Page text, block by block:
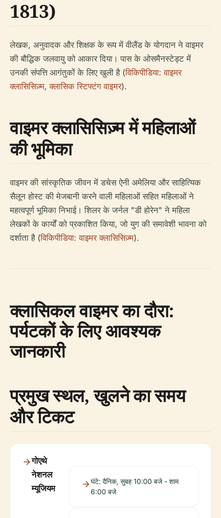
1813)
लेखक, अनुवादक और शिक्षक के रूप में वीलैंड के योगदान ने वाइमर
की बौद्धिक जलवायु को आकार दिया। पास के ओसमैनस्टेड्ट में
उनकी संपत्ति आगंतुकों के लिए खुली है (विकिपीडिया: वाइमर
क्लासिसिज़्म,क्लासिक स्टिफ्टंग वाइमर).
वाइमर क्लासिसिज़्म में महिलाओं
की भूमिका
वाइमर की सांस्कृतिक जीवन में डचेस ऐनी अमेलिया और साहित्यिक
सैलून होस्ट की मेजबानी करने वाली महिलाओं सहित महिलाओं ने
महत्वपूर्ण भूमिका निभाई। शिलर के जर्नल "डी होरेन" ने महिला
लेखकों के कार्यों को प्रकाशित किया, जो युग की समावेशी भावना को
दर्शाता है (विकिपीडिया: वाइमर क्लासिसिज़्म).
क्लासिकल वाइमर का दौरा:
पर्यटकों के लिए आवश्यक
जानकारी
प्रमुख स्थल, खुलने का समय
और टिकट
गोएथे
नेशनल
म्यूजियम
घंटे: दैनिक, सुबह 10:00 बजे - शाम
6:00 बजे